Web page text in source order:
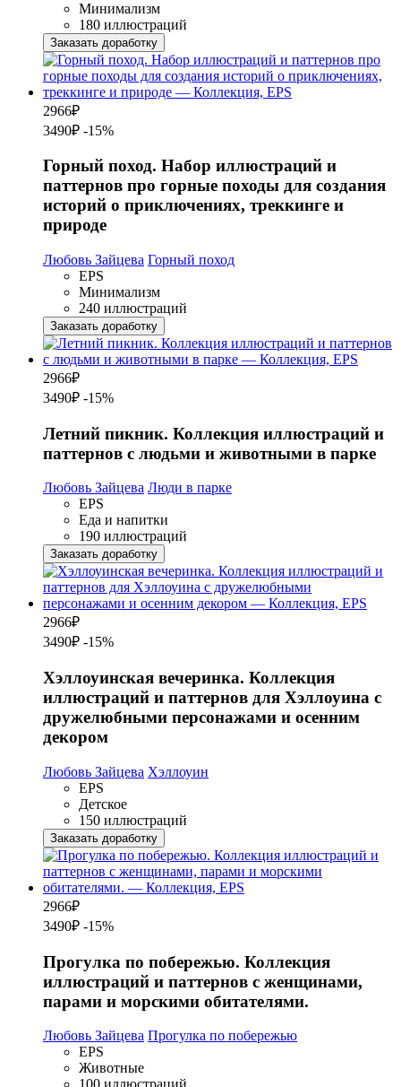
Минимализм
180 иллюстраций
Заказать доработку
2966₽
3490₽ -15%
Горный поход. Набор иллюстраций и
паттернов про горные походы для создания
историй о приключениях, треккинге и
природе
Любовь Зайцева Горный поход
EPS
Минимализм
240 иллюстраций
Заказать доработку
2966₽
3490₽ -15%
Летний пикник. Коллекция иллюстраций и
паттернов с людьми и животными в парке
Любовь Зайцева Люди в парке
EPS
Еда и напитки
190 иллюстраций
Заказать доработку
2966₽
3490₽ -15%
Хэллоуинская вечеринка. Коллекция
иллюстраций и паттернов для Хэллоуина с
дружелюбными персонажами и осенним
декором
Любовь Зайцева Хэллоуин
EPS
Детское
150 иллюстраций
Заказать доработку
2966₽
3490₽ -15%
Прогулка по побережью. Коллекция
иллюстраций и паттернов с женщинами,
парами и морскими обитателями.
Любовь Зайцева Прогулка по побережью
EPS
Животные